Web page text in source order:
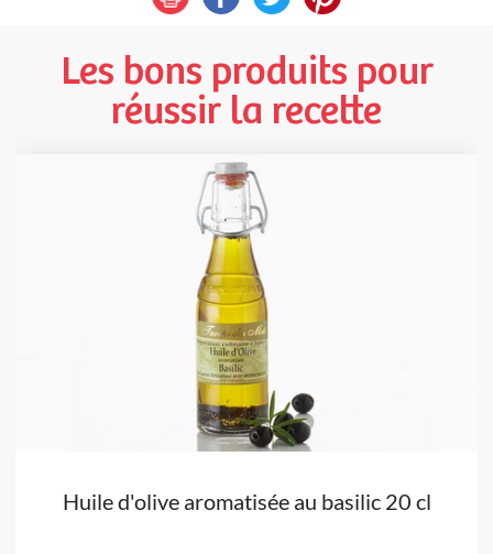
Les bons produits pour
réussir la recette
Huile d'olive aromatisée au basilic 20 cl